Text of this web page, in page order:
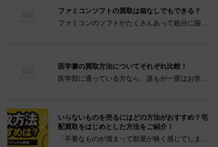
る可能性がなく、思...
ファミコンソフトの買取は箱なしでもできる？
ファミコンのソフトがたくさんあって処分に困っ
ースを圧迫してしまっ...
医学書の買取方法についてそれぞれ比較！
医学部に通っている方なら、誰もが一度はお世話
う。 医学書は量が多...
いらないものを売るにはどの方法がおすすめ？宅
配買取をはじめとした方法をご紹介！
「不要なものが溜まって部屋が狭く感じてしま